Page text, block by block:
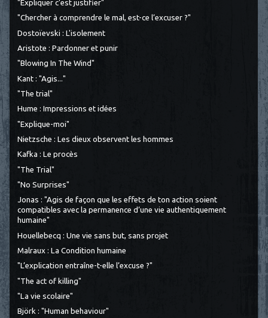
"Expliquer c'est justifier"
"Chercher à comprendre le mal, est-ce l’excuser ?"
Dostoïevski : L'isolement
Aristote : Pardonner et punir
"Blowing In The Wind"
Kant : "Agis..."
"The trial"
Hume : Impressions et idées
"Explique-moi"
Nietzsche : Les dieux observent les hommes
Kafka : Le procès
"The Trial"
"No Surprises"
Jonas : "Agis de façon que les effets de ton action soient
compatibles avec la permanence d’une vie authentiquement
humaine"
Houellebecq : Une vie sans but, sans projet
Malraux : La Condition humaine
"L’explication entraîne-t-elle l’excuse ?"
"The act of killing"
"La vie scolaire"
Björk : "Human behaviour"